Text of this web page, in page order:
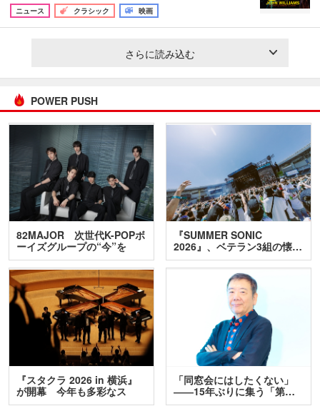
ニュース
クラシック 映画
さらに読み込む
POWER PUSH
82MAJOR 次世代K-POPボ
ーイズグループの“今”を
訊…
『SUMMER SONIC
2026』、ベテラン3組の懐…
『スタクラ 2026 in 横浜』
が開幕 今年も多彩なス
テ…
「同窓会にはしたくない」
――15年ぶりに集う「第…